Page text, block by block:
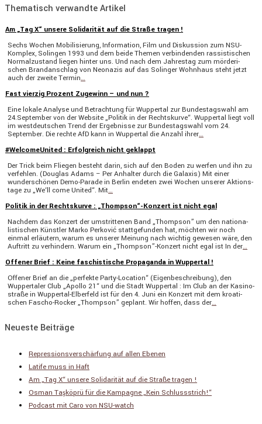
Thematisch verwandte Artikel
Am „Tag X“ unsere Solidarität auf die Straße tragen !
Sechs Wochen Mobili­sie­rung, Infor­ma­tion, Film und Diskus­sion zum NSU-
Komplex, Solingen 1993 und dem beide Themen verbin­denden rassis­ti­schen
Normal­zu­stand liegen hinter uns. Und nach dem Jahrestag zum mörde­ri­
schen Brand­an­schlag von Neonazis auf das Solinger Wohnhaus steht jetzt
auch der zweite Termin…
Fast vierzig Prozent Zugewinn – und nun ?
Eine lokale Analyse und Betrach­tung für Wuppertal zur Bundes­tags­wahl am
24.September von der Website „Politik in der Rechts­kurve“. Wuppertal liegt voll
im westdeut­schen Trend der Ergeb­nisse zur Bundes­tags­wahl vom 24.
September. Die rechte AfD kann in Wuppertal die Anzahl ihrer…
#WelcomeUnited : Erfolgreich nicht geklappt
Der Trick beim Fliegen besteht darin, sich auf den Boden zu werfen und ihn zu
verfehlen. (Douglas Adams – Per Anhalter durch die Galaxis) Mit einer
wunder­schönen Demo-Parade in Berlin endeten zwei Wochen unserer Aktions­
tage zu „We‘ll come United“. Mit…
Politik in der Rechtskurve : „Thompson“-Konzert ist nicht egal
Nachdem das Konzert der umstrit­tenen Band „Thompson” um den natio­na­
lis­ti­schen Künstler Marko Perković statt­ge­funden hat, möchten wir noch
einmal erläu­tern, warum es unserer Meinung nach wichtig gewesen wäre, den
Auftritt zu verhin­dern. Warum ein „Thompson”-Konzert nicht egal ist In der…
Offener Brief : Keine faschistische Propaganda in Wuppertal !
Offener Brief an die „perfekte Party-Location“ (Eigen­be­schrei­bung), den
Wupper­taler Club „Apollo 21“ und die Stadt Wuppertal : Im Club an der Kasino­
straße in Wuppertal-Elber­­feld ist für den 4. Juni ein Konzert mit dem kroati­
schen Fascho-Rocker „Thompson” geplant. Wir hoffen, dass der…
Neueste Beiträge
Repressionsverschärfung auf allen Ebenen
Latife muss in Haft
Am „Tag X“ unsere Solidarität auf die Straße tragen !
Osman Taşköprü für die Kampagne „Kein Schlussstrich!“
Podcast mit Caro von NSU-watch